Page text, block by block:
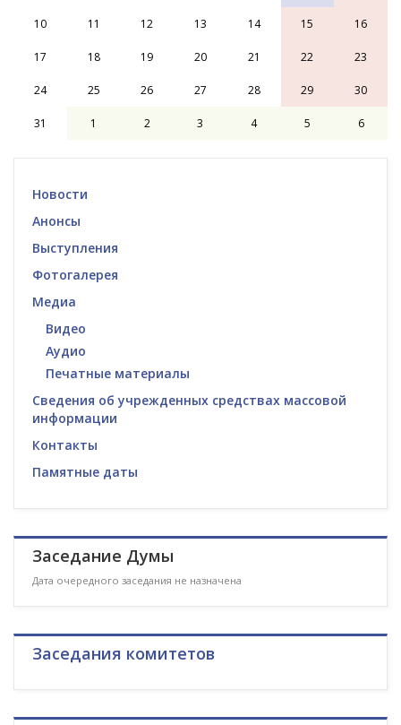
10 11 12 13 14 15 16
17 18 19 20 21 22 23
24 25 26 27 28 29 30
31 1 2 3 4 5 6
Новости
Анонсы
Выступления
Фотогалерея
Медиа
Видео
Аудио
Печатные материалы
Сведения об учрежденных средствах массовой
информации
Контакты
Памятные даты
Заседание Думы
Дата очередного заседания не назначена
Заседания комитетов